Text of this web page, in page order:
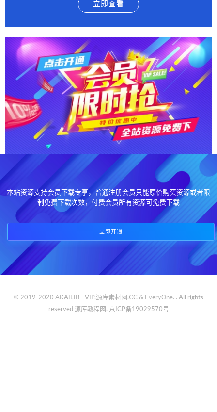
立即查看
本站资源支持会员下载专享，普通注册会员只能原价购买资源或者限
制免费下载次数，付费会员所有资源可免费下载
立即开通
© 2019-2020 AKAILIB - VIP.源库素材网.CC & EveryOne. . All rights
reserved 源库教程网. 京ICP备19029570号